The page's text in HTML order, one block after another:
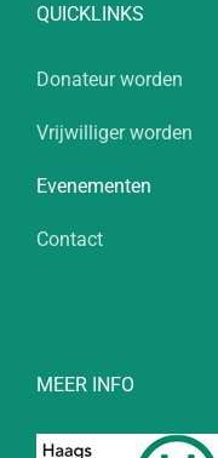
QUICKLINKS
Donateur worden
Vrijwilliger worden
Evenementen
Contact
MEER INFO